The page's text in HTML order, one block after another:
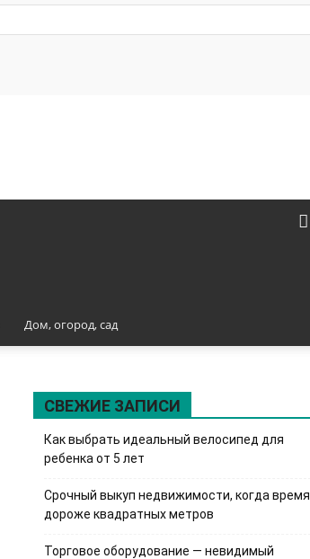
Дом, огород, сад
СВЕЖИЕ ЗАПИСИ
Как выбрать идеальный велосипед для
ребенка от 5 лет
Срочный выкуп недвижимости, когда время
дороже квадратных метров
Торговое оборудование — невидимый